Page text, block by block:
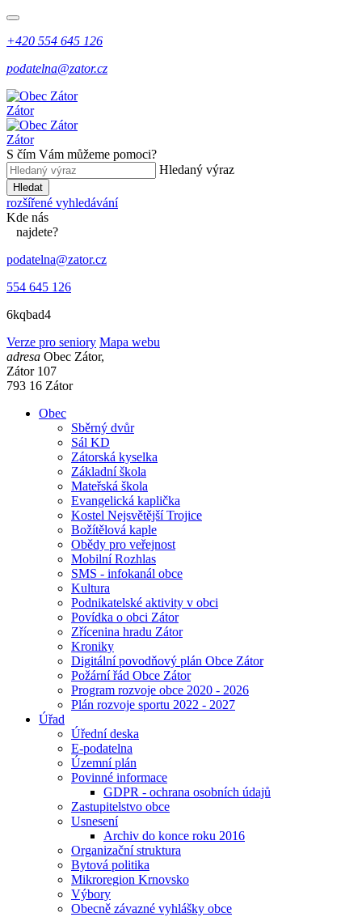
+420 554 645 126
podatelna@zator.cz
Zátor
Zátor
S čím Vám můžeme pomoci?
Hledaný výraz
Hledat
rozšířené vyhledávání
Kde nás
najdete?
podatelna@zator.cz
554 645 126
6kqbad4
Verze pro seniory Mapa webu
adresa Obec Zátor,
Zátor 107
793 16 Zátor
Obec
Sběrný dvůr
Sál KD
Zátorská kyselka
Základní škola
Mateřská škola
Evangelická kaplička
Kostel Nejsvětější Trojice
Božítělová kaple
Obědy pro veřejnost
Mobilní Rozhlas
SMS - infokanál obce
Kultura
Podnikatelské aktivity v obci
Povídka o obci Zátor
Zřícenina hradu Zátor
Kroniky
Digitální povodňový plán Obce Zátor
Požární řád Obce Zátor
Program rozvoje obce 2020 - 2026
Plán rozvoje sportu 2022 - 2027
Úřad
Úřední deska
E-podatelna
Územní plán
Povinné informace
GDPR - ochrana osobních údajů
Zastupitelstvo obce
Usnesení
Archiv do konce roku 2016
Organizační struktura
Bytová politika
Mikroregion Krnovsko
Výbory
Obecně závazné vyhlášky obce